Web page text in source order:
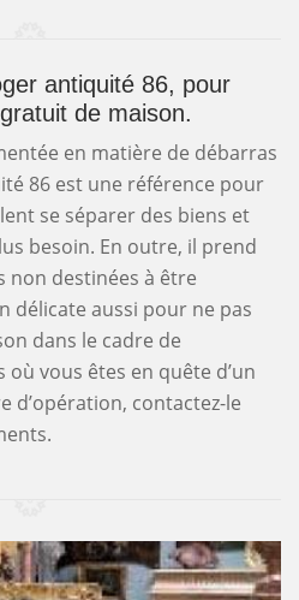
antiquité 86, pour
de maison.
en matière de débarras
86 est une référence pour
se séparer des biens et
besoin. En outre, il prend
non destinées à être
délicate aussi pour ne pas
dans le cadre de
où vous êtes en quête d’un
d’opération, contactez-le